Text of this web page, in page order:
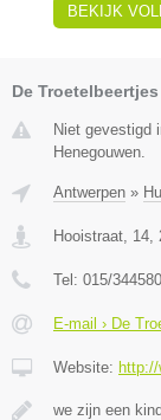
BEKIJK
De
Niet gevestigd
Henegouwen.
Antwerpen »
Hooistraat, 14
Tel: 015/344580
E-mail › De
Website:
we zijn een